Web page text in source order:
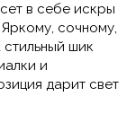
в себе искры
сочному,
шик
и
дарит свет